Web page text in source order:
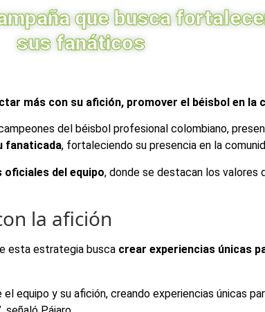
que busca
sus fanáticos
más con su afición, promover el béisbol en
del béisbol profesional colombiano,
fanaticada, fortaleciendo su presencia en la
oficiales del equipo, donde se destacan los valores
la afición
esta estrategia busca crear experiencias únicas
equipo y su afición, creando experiencias únicas